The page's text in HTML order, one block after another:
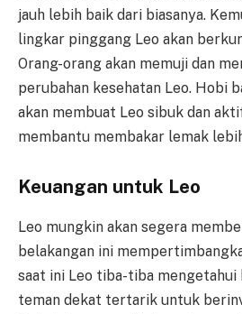
jauh lebih baik dari biasanya.
lingkar pinggang Leo akan
Orang-orang akan memuji dan
perubahan kesehatan Leo. Hobi
akan membuat Leo sibuk dan
membantu membakar lemak
Keuangan untuk Leo
Leo mungkin akan segera
belakangan ini
saat ini Leo tiba-tiba mengetahui
teman dekat tertarik untuk